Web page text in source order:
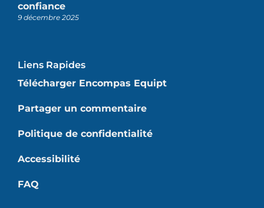
confiance
9 décembre 2025
Liens Rapides
Télécharger Encompas Equipt
Partager un commentaire
Politique de confidentialité
Accessibilité
FAQ